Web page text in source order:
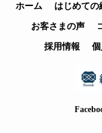
ホーム はじめての
お客さまの声
採用情報